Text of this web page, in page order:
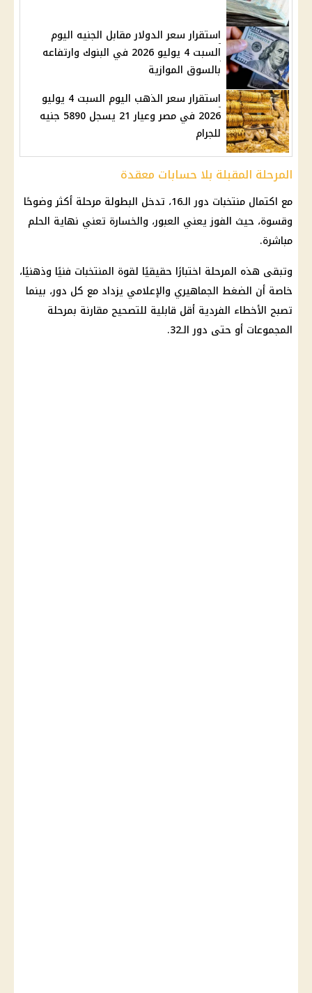
استقرار سعر الدولار مقابل الجنيه اليوم
السبت 4 يوليو 2026 في البنوك وارتفاعه
بالسوق الموازية
استقرار سعر الذهب اليوم السبت 4 يوليو
2026 في مصر وعيار 21 يسجل 5890 جنيه
للجرام
المرحلة المقبلة بلا حسابات معقدة
مع اكتمال منتخبات دور الـ16، تدخل البطولة مرحلة أكثر وضوحًا
وقسوة، حيث الفوز يعني العبور، والخسارة تعني نهاية الحلم
مباشرة.
وتبقى هذه المرحلة اختبارًا حقيقيًا لقوة المنتخبات فنيًا وذهنيًا،
خاصة أن الضغط الجماهيري والإعلامي يزداد مع كل دور، بينما
تصبح الأخطاء الفردية أقل قابلية للتصحيح مقارنة بمرحلة
المجموعات أو حتى دور الـ32.